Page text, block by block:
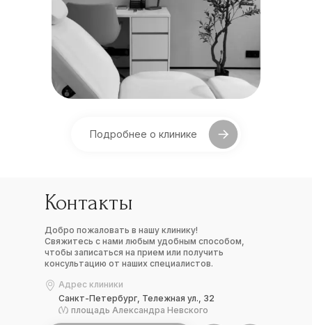
Подробнее о клинике
Добро пожаловать в нашу клинику!
Свяжитесь с нами любым удобным способом,
чтобы записаться на прием или получить
консультацию от наших специалистов.
Адрес клиники
Контакты
площадь Александра Невского
Санкт-Петербург, Тележная ул., 32